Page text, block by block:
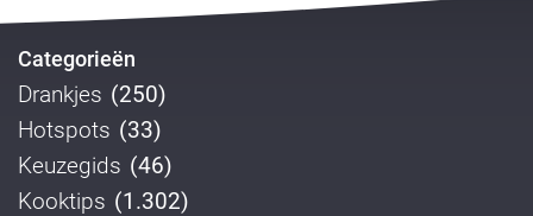
Categorieën
Drankjes (250)
Hotspots (33)
Keuzegids (46)
Kooktips (1.302)